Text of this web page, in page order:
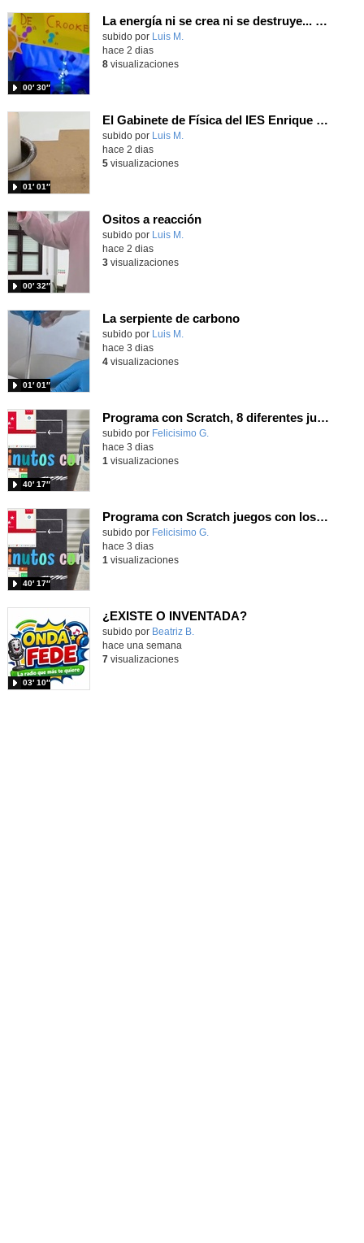
La energía ni se crea ni se destruye... ¡se experimenta! El Tierno en la Feria Madrid es Ciencia 2026
Contenido educativo.
subido por Luis M.
00′ 30″
hace 2 dias
8visualizaciones
El Gabinete de Física del IES Enrique Tierno Galván de Parla (Curso 25-26)
Contenido educativo.
subido por Luis M.
01′ 01″
hace 2 dias
5visualizaciones
Ositos a reacción
Contenido educativo.
subido por Luis M.
00′ 32″
hace 2 dias
3visualizaciones
La serpiente de carbono
Contenido educativo.
subido por Luis M.
01′ 01″
hace 3 dias
4visualizaciones
Programa con Scratch, 8 diferentes juegos para vivir la emoción de los partidos de España en el mundial 2026
Contenido educativo.
subido por Felicisimo G.
40′ 17″
hace 3 dias
1 visualizaciones
Programa con Scratch juegos con los partidos del mundial 2026 ganados por España
Contenido educativo.
subido por Felicisimo G.
40′ 17″
hace 3 dias
1 visualizaciones
¿EXISTE O INVENTADA?
Contenido educativo.
subido por Beatriz B.
03′ 10″
hace una semana
7visualizaciones